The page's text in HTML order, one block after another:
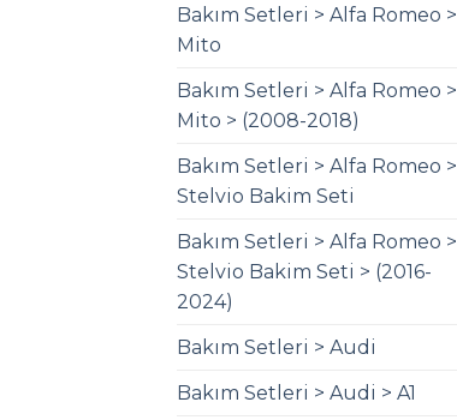
Bakım Setleri > Alfa Romeo >
Mito
Bakım Setleri > Alfa Romeo >
Mito > (2008-2018)
Bakım Setleri > Alfa Romeo >
Stelvio Bakim Seti
Bakım Setleri > Alfa Romeo >
Stelvio Bakim Seti > (2016-
2024)
Bakım Setleri > Audi
Bakım Setleri > Audi > A1